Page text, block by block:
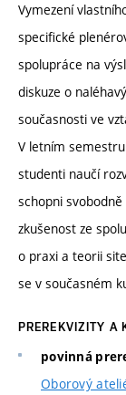
Vymezení
specifické
spolupráce na
diskuze o
současnosti ve
V letním
studenti naučí
schopni
zkušenost ze
o praxi a teorii
se v současném
PREREKVIZITY A
povinná
Oborový